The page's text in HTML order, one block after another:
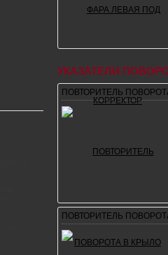
УКАЗАТЕЛИ
ПОВТОРИТЕЛЬ
ПОВТОРИТЕЛЬ